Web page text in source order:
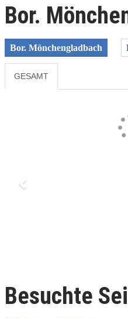
Bor.
Bor. Mönchengladbach
GESAMT
Besuchte